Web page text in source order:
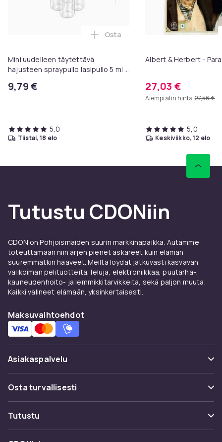
Mini uudelleen täytettävä
hajusteen spraypullo lasipullo 5 ml 5
9,79 €
Lisää Mini uudelleen täytettävä
Osta
5,0
tiistai, 18 elo
Albert & Herbert -
27,03 €
Aiempi alin hinta 27,56 €
5,0
keskiviikko, 12 elo
Tutustu CDONiin
CDON on Pohjoismaiden suurin markkinapaikka. Autamme
toteuttamaan niin arjen pienet askareet kuin elämän
suuremmatkin haaveet. Meiltä löydät jatkuvasti kasvavan
valikoiman pelituotteita, leluja, elektroniikkaa, puutarha-,
kauneudenhoito- ja lemmikkitarvikkeita, sekä paljon muuta.
Kaikki välineet elämään, yksinkertaisesti.
Maksuvaihtoehdot
Asiakaspalvelu
Usein kysyttyä (UKK)
Seuraa pakettia
Osta turvallisesti
Maksuvaihtoehdot
Toimitus
Tutustu